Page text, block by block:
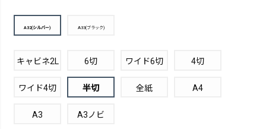
A32(シルバー) A33(ブラック)
キャビネ2L 6切 ワイド6切 4切
ワイド4切 半切 全紙 A4
A3 A3ノビ